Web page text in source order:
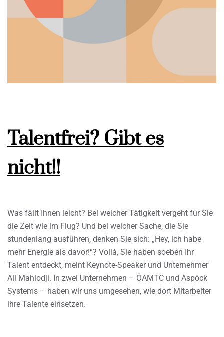
Talentfrei? Gibt es
nicht!!
Was fällt Ihnen leicht? Bei welcher Tätigkeit vergeht für Sie
die Zeit wie im Flug? Und bei welcher Sache, die Sie
stundenlang ausführen, denken Sie sich: „Hey, ich habe
mehr Energie als davor!“? Voilà, Sie haben soeben Ihr
Talent entdeckt, meint Keynote-Speaker und Unternehmer
Ali Mahlodji. In zwei Unternehmen – ÖAMTC und Aspöck
Systems – haben wir uns umgesehen, wie dort Mitarbeiter
ihre Talente einsetzen.